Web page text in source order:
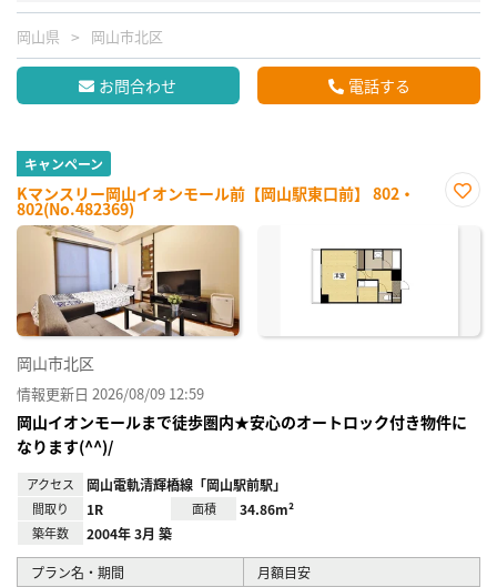
岡山県 岡山市北区
お問合わせ 電話する
キャンペーン
Kマンスリー岡山イオンモール前【岡山駅東口前】 802・
802(No.482369)
に入
岡山市北区
情報更新日 2026/08/09 12:59
岡山イオンモールまで徒歩圏内★安心のオートロック付き物件に
なります(^^)/
アクセス 岡山電軌清輝橋線「岡山駅前駅」
間取り 1R 面積 34.86m²
築年数 2004年 3月 築
プラン名・期間 月額目安